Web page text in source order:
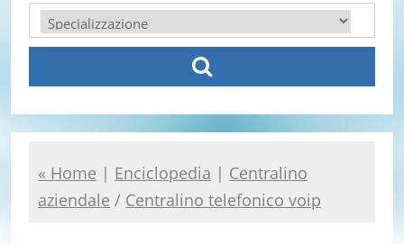
« Home | Enciclopedia | Centralino
aziendale / Centralino telefonico voip